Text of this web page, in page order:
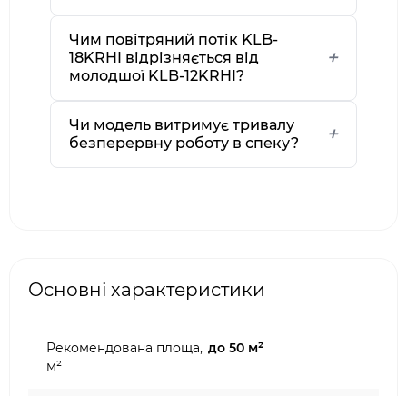
Чим повітряний потік KLB-
18KRHI відрізняється від
молодшої KLB-12KRHI?
Чи модель витримує тривалу
безперервну роботу в спеку?
Основні характеристики
Рекомендована площа,
м²
до 50 м²